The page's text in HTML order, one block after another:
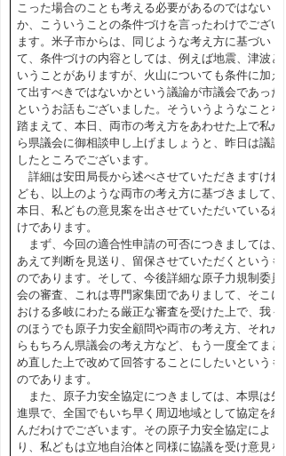
こった場合のことも考える必要があるのではない
か、こういうことの条件づけを言ったわけでござい
ます。米子市からは、同じような考え方に基づい
て、条件づけの内容としては、例えば地震、津波と
いうことがありますが、火山についても条件に加え
て出すべきではないかという議論が市議会であった
というお話もございました。そういうようなことを
踏まえて、本日、両市の考え方をあわせた上で私か
ら県議会に御相談申し上げましょうと、昨日は議論
したところでございます。
詳細は安田局長から述べさせていただきますけれ
ども、以上のような両市の考え方に基づきまして、
本日、私どもの意見案を出させていただいているわ
けであります。
まず、今回の適合性申請の可否につきましては、
あえて判断を見送り、留保させていただくというも
のであります。そして、今後詳細な原子力規制委員
会の審査、これは専門家集団でありまして、そこに
おける多岐にわたる厳正な審査を受けた上で、我々
のほうでも原子力安全顧問や両市の考え方、それか
らもちろん県議会の考え方など、もう一度全てまと
め直した上で改めて回答することにしたいというも
のであります。
また、原子力安全協定につきましては、本県は先
進県で、全国でもいち早く周辺地域として協定を結
んだわけでございます。その原子力安全協定によ
り、私どもは立地自治体と同様に協議を受け意見を